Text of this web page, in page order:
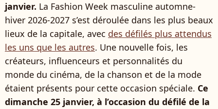
janvier. La Fashion Week masculine automne-
hiver 2026-2027 s’est déroulée dans les plus beaux
lieux de la capitale, avec des défilés plus attendus
les uns que les autres. Une nouvelle fois, les
créateurs, influenceurs et personnalités du
monde du cinéma, de la chanson et de la mode
étaient présents pour cette occasion spéciale. Ce
dimanche 25 janvier, à l’occasion du défilé de la